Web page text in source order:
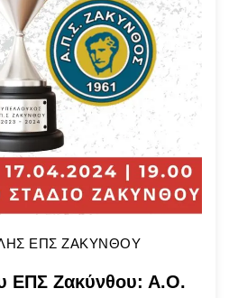
ΕΠΣ ΖΑΚΥΝΘΟΥ
ΕΠΣ Ζακύνθου: Α.Ο.